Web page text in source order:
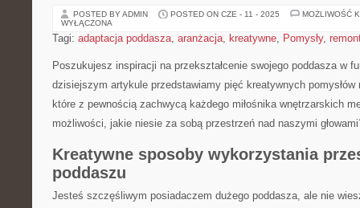
POSTED BY ADMIN POSTED ON CZE - 11 - 2025
MOŻLIWOŚĆ
WYŁĄCZONA
Tagi: adaptacja poddasza, aranżacja, kreatywne, Pomysły,
Poszukujesz inspiracji na ‍przekształcenie swojego poddasza w
dzisiejszym artykule przedstawiamy‌ pięć ⁢kreatywnych pomysłów
które z​ pewnością zachwycą każdego miłośnika‌ wnętrzarskich⁣
możliwości, jakie niesie za sobą‌ przestrzeń nad naszymi
Kreatywne sposoby wykorzystania
poddaszu
Jesteś szczęśliwym ⁢posiadaczem dużego poddasza, ale nie